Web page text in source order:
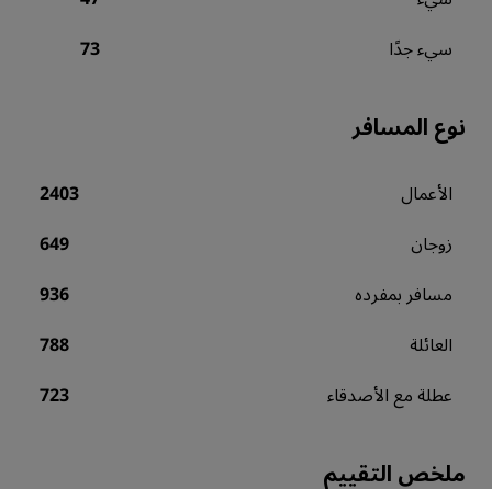
سيء جدًا 73
نوع المسافر
الأعمال 2403
زوجان 649
مسافر بمفرده 936
العائلة 788
عطلة مع الأصدقاء 723
ملخص التقييم